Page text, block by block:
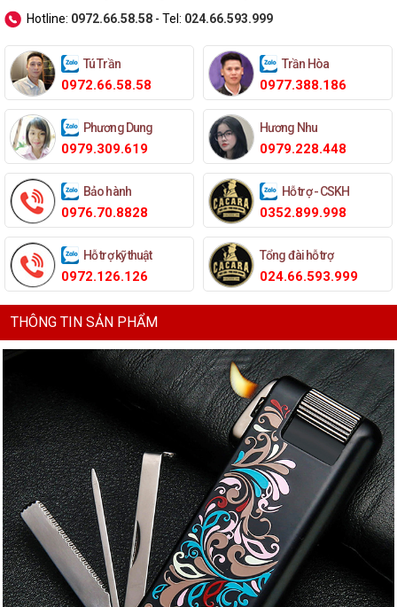
Hotline: 0972.66.58.58 - Tel: 024.66.593.999
Tú Trần
0972.66.58.58
Trần Hòa
0977.388.186
Phương Dung
0979.309.619
Hương Nhu
0979.228.448
Bảo hành
0976.70.8828
Hỗ trợ - CSKH
0352.899.998
Hỗ trợ kỹ thuật
0972.126.126
Tổng đài hỗ trợ
024.66.593.999
THÔNG TIN SẢN PHẨM